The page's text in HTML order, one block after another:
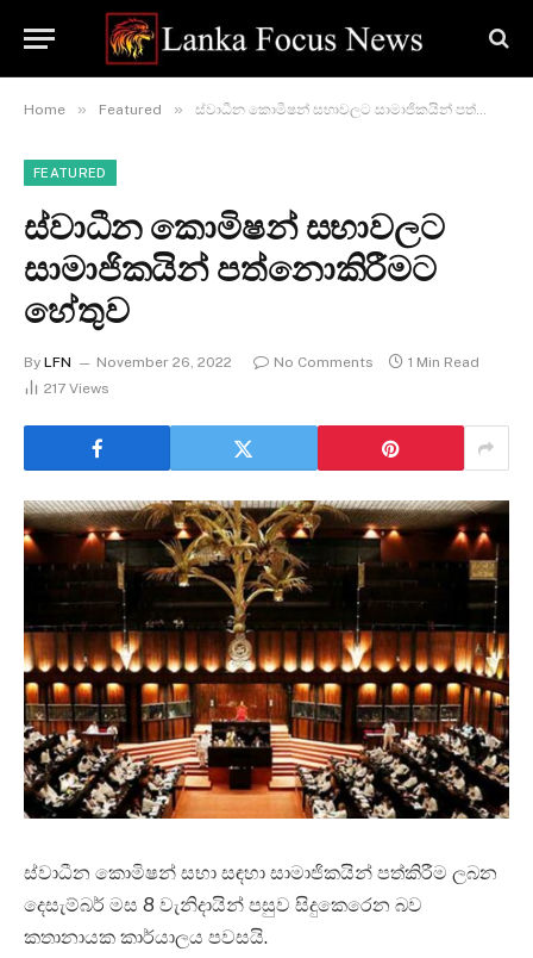
Home » Featured » ස්වාධීන කොමිෂන් සභාවලට සාමාජිකයින් පත්නොකිරීමට හේතුව
FEATURED
ස්වාධීන කොමිෂන් සභාවලට
සාමාජිකයින් පත්නොකිරීමට
හේතුව
By LFN November 26, 2022 No Comments
1 Min Read
217 Views
ස්වාධීන කොමිෂන් සභා සඳහා සාමාජිකයින් පත්කිරීම ලබන
දෙසැම්බර් මස 8 වැනිදායින් පසුව සිදුකෙරෙන බව
කතානායක කාර්යාලය පවසයි.